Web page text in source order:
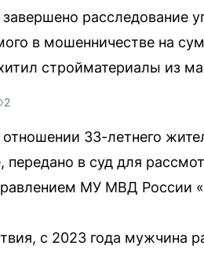
расследование
в мошенничестве на
стройматериалы из
2
отношении 33-летнего
передано в суд для
МУ МВД России
с 2023 года мужчина